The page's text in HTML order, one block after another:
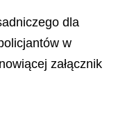
dla
w
załącznik